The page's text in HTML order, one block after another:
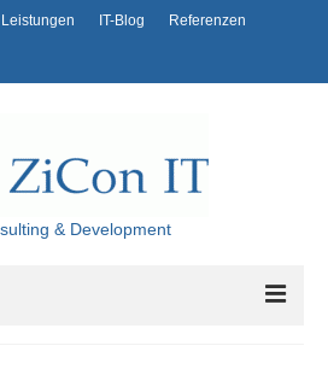
Leistungen IT-Blog Referenzen
& Development